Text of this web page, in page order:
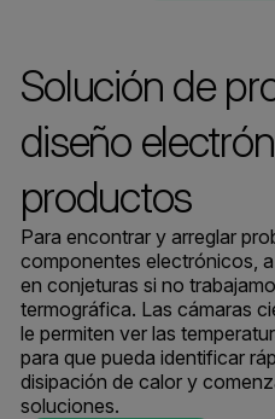
Solución de
diseño
productos
Para encontrar y arreglar
componentes electrónicos,
en conjeturas si no
termográfica. Las cámaras
le permiten ver las
para que pueda identificar
disipación de calor y
soluciones.